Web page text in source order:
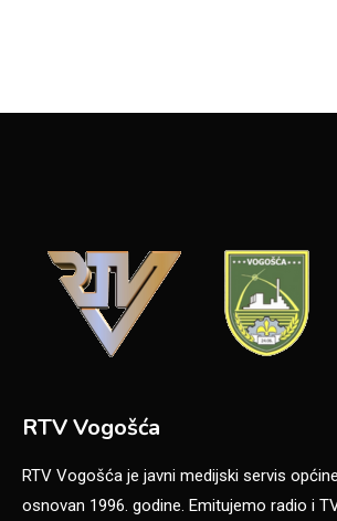
RTV Vogošća
RTV Vogošća je javni medijski servis
osnovan 1996. godine. Emitujemo radio i